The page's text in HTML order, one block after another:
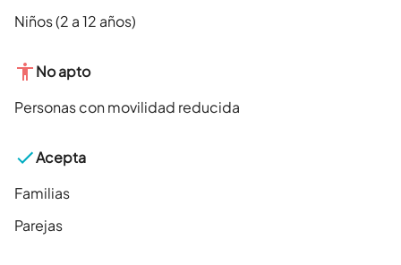
Niños (2 a 12 años)
No apto
Personas con movilidad reducida
Acepta
Familias
Parejas